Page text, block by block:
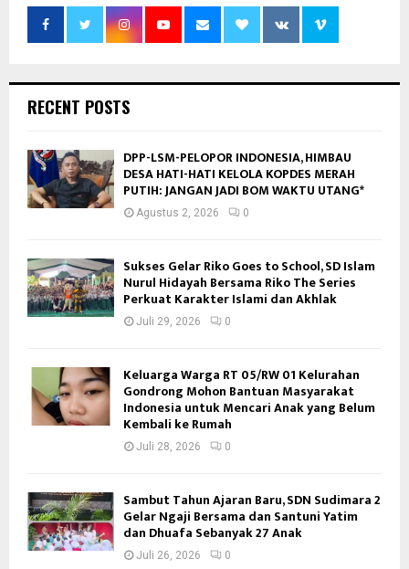
RECENT POSTS
DPP-LSM-PELOPOR INDONESIA, HIMBAU
DESA HATI-HATI KELOLA KOPDES MERAH
PUTIH: JANGAN JADI BOM WAKTU UTANG*
Agustus 2, 2026 0
Sukses Gelar Riko Goes to School, SD Islam
Nurul Hidayah Bersama Riko The Series
Perkuat Karakter Islami dan Akhlak
Juli 29, 2026 0
Keluarga Warga RT 05/RW 01 Kelurahan
Gondrong Mohon Bantuan Masyarakat
Indonesia untuk Mencari Anak yang Belum
Kembali ke Rumah
Juli 28, 2026 0
Sambut Tahun Ajaran Baru, SDN Sudimara 2
Gelar Ngaji Bersama dan Santuni Yatim
dan Dhuafa Sebanyak 27 Anak
Juli 26, 2026 0